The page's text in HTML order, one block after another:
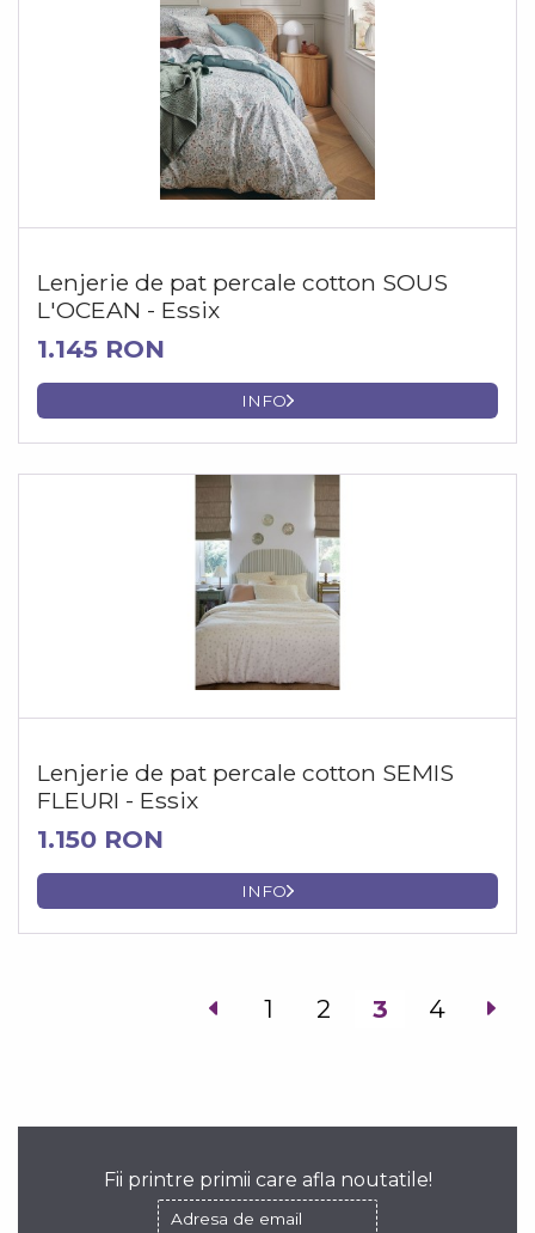
Lenjerie de pat percale cotton SOUS
L'OCEAN - Essix
1.145 RON
INFO
Lenjerie de pat percale cotton SEMIS
FLEURI - Essix
1.150 RON
INFO
1 2 3 4
Fii printre primii care afla noutatile!